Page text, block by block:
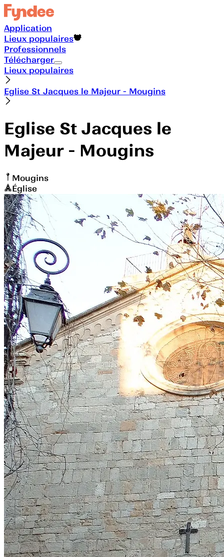
Application
Lieux populaires
Professionnels
Télécharger
Lieux populaires
Eglise St Jacques le Majeur - Mougins
Eglise St Jacques le
Majeur - Mougins
Mougins
Église